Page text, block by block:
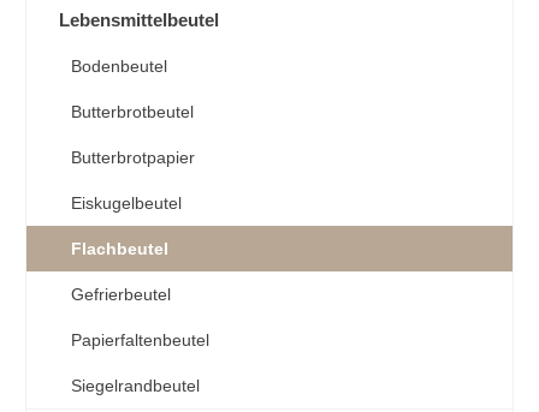
Lebensmittelbeutel
Bodenbeutel
Butterbrotbeutel
Butterbrotpapier
Eiskugelbeutel
Flachbeutel
Gefrierbeutel
Papierfaltenbeutel
Siegelrandbeutel